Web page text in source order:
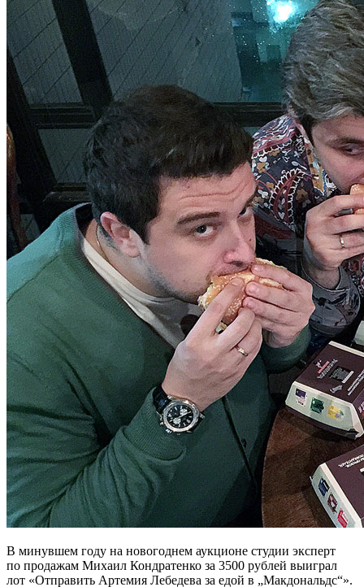
В минувшем году на новогоднем аукционе студии эксперт
по продажам Михаил Кондратенко за 3500 рублей выиграл
лот «Отправить Артемия Лебедева за едой в „Макдональдс“».